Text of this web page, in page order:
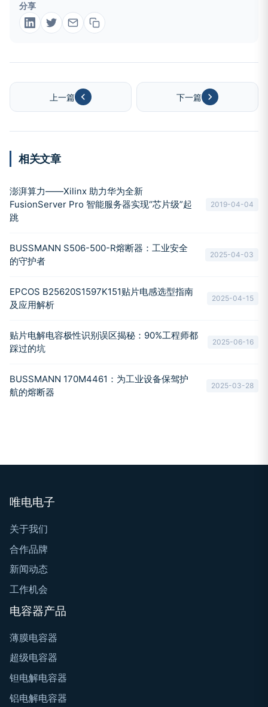
分享
上一篇 下一篇
相关文章
澎湃算力——Xilinx 助力华为全新
FusionServer Pro 智能服务器实现“芯片级”起
跳
2019-04-04
BUSSMANN S506-500-R熔断器：工业安全
的守护者
2025-04-03
EPCOS B25620S1597K151贴片电感选型指南
及应用解析
2025-04-15
贴片电解电容极性识别误区揭秘：90%工程师都
踩过的坑
2025-06-16
BUSSMANN 170M4461：为工业设备保驾护
航的熔断器
2025-03-28
唯电电子
关于我们
合作品牌
新闻动态
工作机会
电容器产品
薄膜电容器
超级电容器
钽电解电容器
铝电解电容器